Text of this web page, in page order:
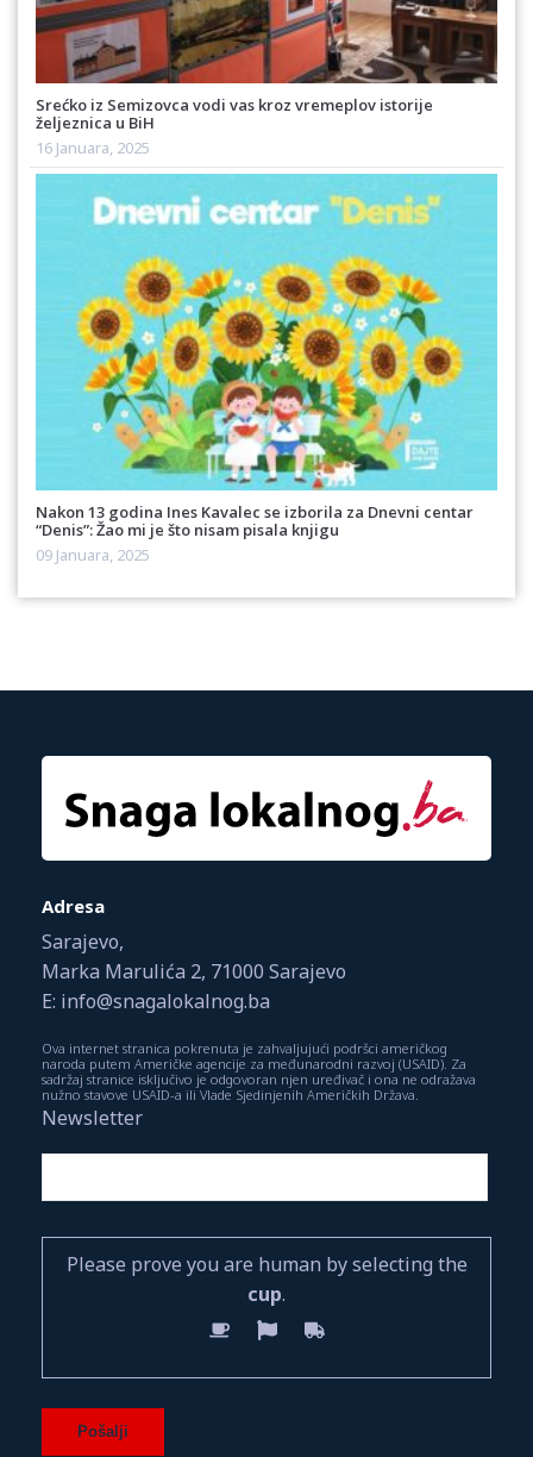
Srećko iz Semizovca vodi vas kroz vremeplov istorije
željeznica u BiH
16 Januara, 2025
Nakon 13 godina Ines Kavalec se izborila za Dnevni centar
“Denis”: Žao mi je što nisam pisala knjigu
09 Januara, 2025
Adresa
Sarajevo,
Marka Marulića 2, 71000 Sarajevo
E: info@snagalokalnog.ba
Ova internet stranica pokrenuta je zahvaljujući podršci američkog
naroda putem Američke agencije za međunarodni razvoj (USAID). Za
sadržaj stranice isključivo je odgovoran njen uređivač i ona ne odražava
nužno stavove USAID-a ili Vlade Sjedinjenih Američkih Država.
Newsletter
Please prove you are human by selecting the
cup.